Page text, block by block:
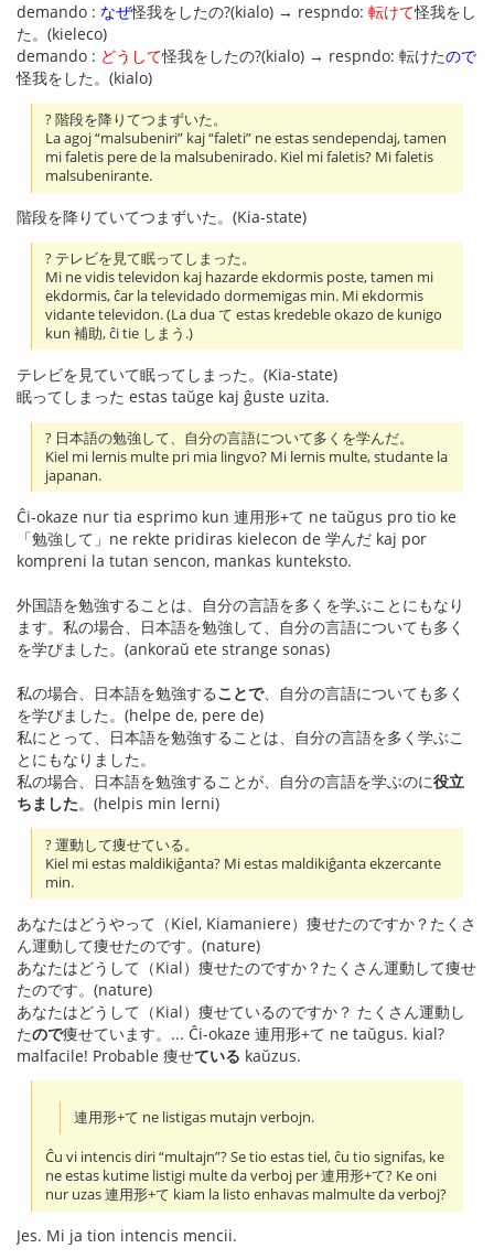
demando : なぜ怪我をしたの?(kialo) → respndo: 転けて怪我をし
た。(kieleco)
demando : どうして怪我をしたの?(kialo) → respndo: 転けたので
怪我をした。(kialo)
? 階段を降りてつまずいた。
La agoj “malsubeniri” kaj “faleti” ne estas sendependaj, tamen
mi faletis pere de la malsubenirado. Kiel mi faletis? Mi faletis
malsubenirante.
階段を降りていてつまずいた。(Kia-state)
? テレビを見て眠ってしまった。
Mi ne vidis televidon kaj hazarde ekdormis poste, tamen mi
ekdormis, ĉar la televidado dormemigas min. Mi ekdormis
vidante televidon. (La dua て estas kredeble okazo de kunigo
kun 補助, ĉi tie しまう.)
テレビを見ていて眠ってしまった。(Kia-state)
眠ってしまった estas taŭge kaj ĝuste uzita.
? 日本語の勉強して、自分の言語について多くを学んだ。
Kiel mi lernis multe pri mia lingvo? Mi lernis multe, studante la
japanan.
Ĉi-okaze nur tia esprimo kun 連用形+て ne taŭgus pro tio ke
「勉強して」ne rekte pridiras kielecon de 学んだ kaj por
kompreni la tutan sencon, mankas kunteksto.
外国語を勉強することは、自分の言語を多くを学ぶことにもなり
ます。私の場合、日本語を勉強して、自分の言語についても多く
を学びました。(ankoraŭ ete strange sonas)
私の場合、日本語を勉強することで、自分の言語についても多く
を学びました。(helpe de, pere de)
私にとって、日本語を勉強することは、自分の言語を多く学ぶこ
とにもなりました。
私の場合、日本語を勉強することが、自分の言語を学ぶのに役立
ちました。(helpis min lerni)
? 運動して痩せている。
Kiel mi estas maldikiĝanta? Mi estas maldikiĝanta ekzercante
min.
あなたはどうやって（Kiel, Kiamaniere）痩せたのですか？たくさ
ん運動して痩せたのです。(nature)
あなたはどうして（Kial）痩せたのですか？たくさん運動して痩せ
たのです。(nature)
あなたはどうして（Kial）痩せているのですか？ たくさん運動し
たので痩せています。... Ĉi-okaze 連用形+て ne taŭgus. kial?
malfacile! Probable 痩せている kaŭzus.
連用形+て ne listigas mutajn verbojn.
Ĉu vi intencis diri “multajn”? Se tio estas tiel, ĉu tio signifas, ke
ne estas kutime listigi multe da verboj per 連用形+て? Ke oni
nur uzas 連用形+て kiam la listo enhavas malmulte da verboj?
Jes. Mi ja tion intencis mencii.